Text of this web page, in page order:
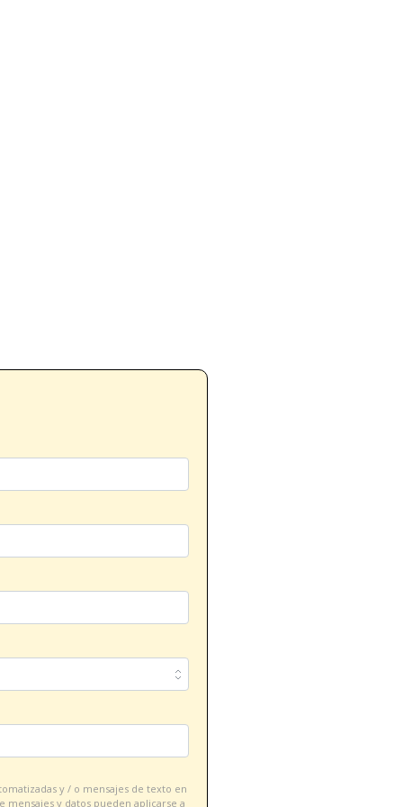
y / o mensajes de texto en
mensajes y datos pueden aplicarse a